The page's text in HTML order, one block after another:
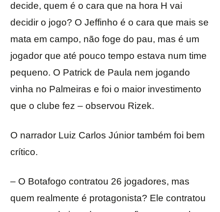
decide, quem é o cara que na hora H vai
decidir o jogo? O Jeffinho é o cara que mais se
mata em campo, não foge do pau, mas é um
jogador que até pouco tempo estava num time
pequeno. O Patrick de Paula nem jogando
vinha no Palmeiras e foi o maior investimento
que o clube fez – observou Rizek.
O narrador Luiz Carlos Júnior também foi bem
crítico.
– O Botafogo contratou 26 jogadores, mas
quem realmente é protagonista? Ele contratou